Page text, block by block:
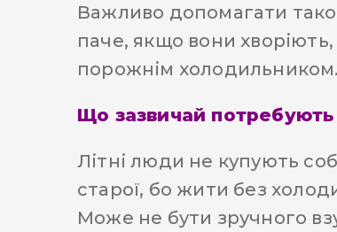
Важливо допомагати
паче, якщо вони
порожнім холодильником.
Що зазвичай потребують
Літні люди не купують
старої, бо жити без
Може не бути зручного